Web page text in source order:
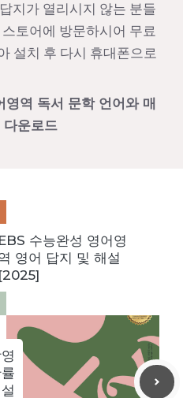
지가 열리시지 않는 분들
토어에 방문하시어 무료
설치 후 다시 휴대폰으로
역 독서 문학 언어와 매
운로드
EBS 수능완성 영어영
영어 답지 및 해설
[2025]